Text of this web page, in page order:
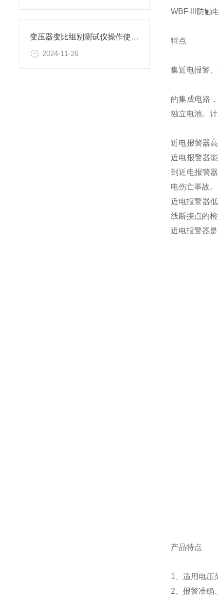
变压器变比组别测试仪操作使用方法
2024-11-26
WBF-III防触
特点
集近电报警
的集成电路
独立电池。
近电报警器
近电报警器
到近电报警
电伤亡事故。
近电报警器
线断接点的
近电报警器
产品特点
1、适用电压
2、报警准确